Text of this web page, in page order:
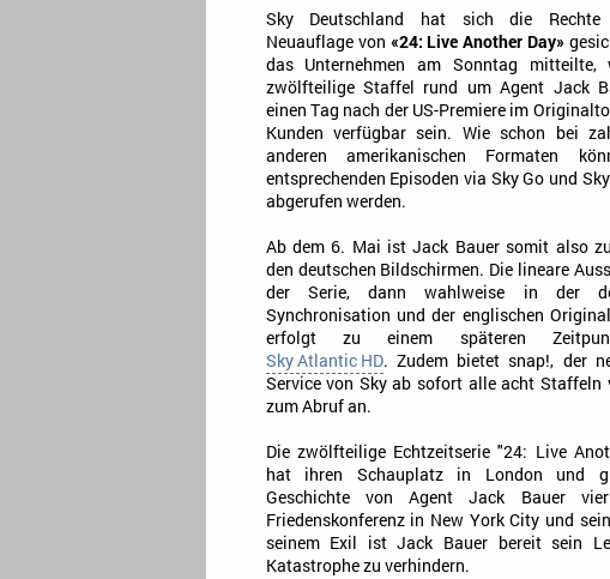
Sky Deutschland hat sich die
Neuauflage von «24: Live Another Day»
das Unternehmen am Sonntag mitteilte,
zwölfteilige Staffel rund um Agent Jack
einen Tag nach der US-Premiere im
Kunden verfügbar sein. Wie schon bei
anderen amerikanischen Formaten
entsprechenden Episoden via Sky Go und
abgerufen werden.
Ab dem 6. Mai ist Jack Bauer somit also
den deutschen Bildschirmen. Die lineare
der Serie, dann wahlweise in der
Synchronisation und der englischen
erfolgt zu einem späteren
Sky Atlantic HD. Zudem bietet snap!, der
Service von Sky ab sofort alle acht Staffeln
zum Abruf an.
Die zwölfteilige Echtzeitserie "24: Live
hat ihren Schauplatz in London und
Geschichte von Agent Jack Bauer
Friedenskonferenz in New York City und
seinem Exil ist Jack Bauer bereit sein
Katastrophe zu verhindern.